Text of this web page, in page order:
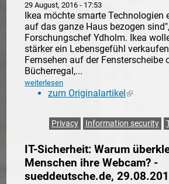
29 August, 2016 - 17:53
Ikea möchte smarte Technologien
auf das ganze Haus bezogen
Forschungschef Ydholm. Ikea
stärker ein Lebensgefühl
Fernsehen auf der Fensterscheibe
Bücherregal,...
weiterlesen
zum Originalartikel(link is
Privacy Information security
IT-Sicherheit: Warum
Menschen ihre Webcam? -
sueddeutsche.de,